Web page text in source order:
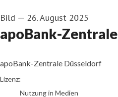
Bild — 26. August 2025
apoBank-Zentrale
apoBank-Zentrale Düsseldorf
go to media item
Lizenz:
Nutzung in Medien